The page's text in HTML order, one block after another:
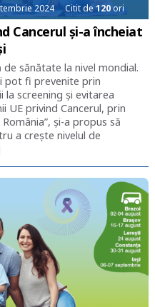
2024 Citit de120ori
Cancerul şi-a încheiat
sănătate la nivel mondial.
pot fi prevenite prin
screening și evitarea
UE privind Cancerul, prin
şi-a propus să
a creşte nivelul de